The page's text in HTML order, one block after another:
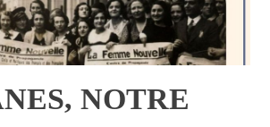
NOTRE